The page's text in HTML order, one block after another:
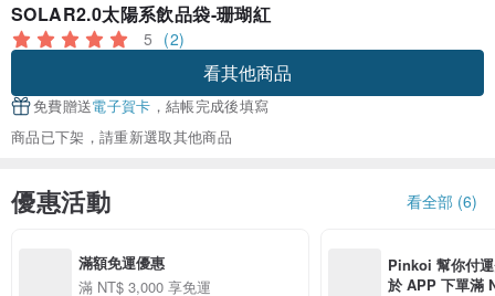
SOLAR2.0太陽系飲品袋-珊瑚紅
5 (2)
看其他商品
免費贈送電子賀卡 ，結帳完成後填寫
商品已下架，請重新選取其他商品
優惠活動 看全部 (6)
滿額免運優惠
滿 NT$ 3,000 享免運
Pinkoi 幫你付
於 APP 下單滿